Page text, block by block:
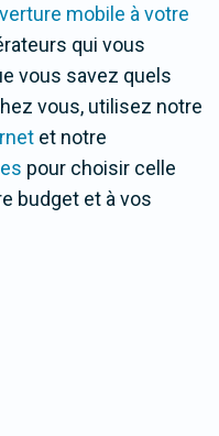
mobile à votre
qui vous
vous savez quels
vous, utilisez notre
et notre
pour choisir celle
budget et à vos